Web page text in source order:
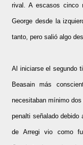
rival. A escasos cinco
George desde la
tanto, pero salió algo
Al iniciarse el segundo
Beasain más
necesitaban mínimo
penalti señalado debido
de Arregi vio como